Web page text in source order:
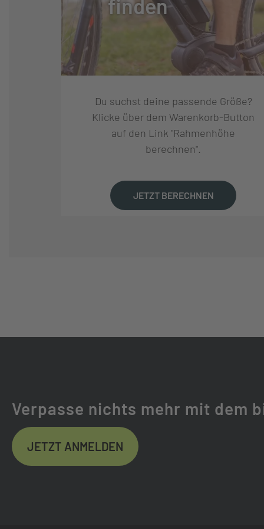
SCHALTUNGSTYP:
SCHALTUNGSHERSTELLE
R:
SHIMANO
SCHALTUNG: SHIMANO
SHIMANO
GANGANZAHL: 5
SCHWALBE
finden
Du suchst deine passende Größe?
Klicke über dem Warenkorb-Button
auf den Link "Rahmenhöhe
berechnen".
JETZT BERECHNEN
Verpasse nichts mehr mit dem
JETZT ANMELDEN